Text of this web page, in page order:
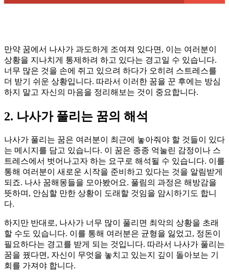
만약 꿈에서 나사가 과도하게 조여져 있다면, 이는 여러분이
상황을 지나치게 통제하려 하고 있다는 경고일 수 있습니다.
너무 많은 것을 손에 쥐고 있으려 하다가 오히려 스트레스를
더 받기 쉬운 상황입니다. 따라서 이러한 꿈을 꾼 후에는 방심
하지 말고 자신의 마음을 정리해보는 것이 중요합니다.
2. 나사가 풀리는 꿈의 해석
나사가 풀리는 꿈은 여러분이 최근에 놓아줘야 할 것들이 있다
는 메시지를 담고 있습니다. 이 꿈은 종종 억눌린 감정이나 스
트레스에서 벗어나고자 하는 요구로 해석될 수 있습니다. 이를
통해 여러분이 새로운 시작을 준비하고 있다는 것을 알림받게
되죠. 나사 꿈해몽들을 모아봤어요. 풀림의 과정은 해방감을
뜻하며, 안심할 만한 상황이 도래할 것임을 암시하기도 합니
다.
하지만 반대로, 나사가 너무 많이 풀리면 최악의 상황을 초래
할 수도 있습니다. 이를 통해 여러분은 균형을 잃었고, 정돈이
필요하다는 경고를 받게 되는 것입니다. 따라서 나사가 풀리는
꿈을 꿨다면, 자신이 무엇을 놓치고 있는지 깊이 돌아보는 기
회를 가져야 합니다.